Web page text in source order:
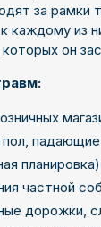
за рамки
каждому из
он
пол, падающие
планировка)
частной
дорожки,